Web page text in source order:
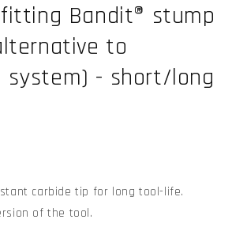
Bandit® stump
to
system) - short/long
carbide tip for long tool-life.
of the tool.